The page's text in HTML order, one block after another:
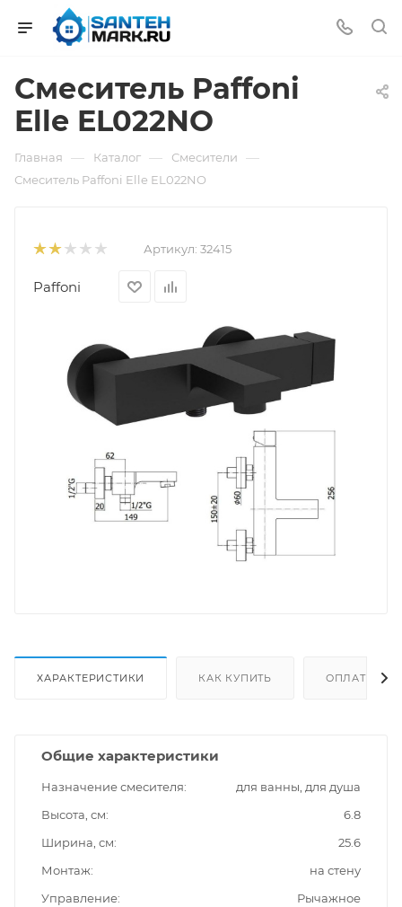
Смеситель Paffoni
Elle EL022NO
Главная — Каталог — Смесители —
Смеситель Paffoni Elle EL022NO
Артикул: 32415
Paffoni
ХАРАКТЕРИСТИКИ КАК КУПИТЬ ОПЛАТА
Общие характеристики
Назначение смесителя
для ванны, для душа
Высота, см
6.8
Ширина, см
25.6
Монтаж
на стену
Управление
Рычажное